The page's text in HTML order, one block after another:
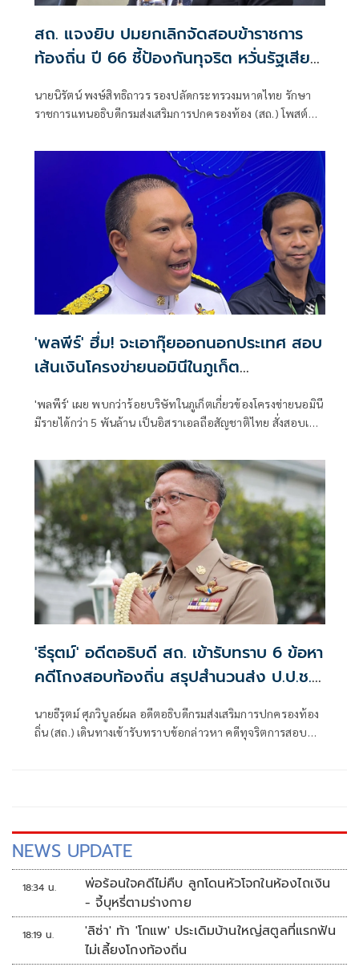
สถ. แจงยิบ ปมยกเลิกจัดสอบข้าราชการ
ท้องถิ่น ปี 66 ชี้ป้องกันทุจริต หวั่นรัฐเสีย
นายนิรัตน์ พงษ์สิทธิถาวร รองปลัดกระทรวงมหาดไทย รักษา
ราชการแทนอธิบดีกรมส่งเสริมการปกครองท้อง (สถ.) โพสต์
การจัดสอบแข่งขันเพื่อบรรจุบุคคลเป็นข้าราชการหรือพนักงาน
'พลพีร์' ฮึ่ม! จะเอากุ๊ยออกนอกประเทศ สอบ
เส้นเงินโครงข่ายนอมินีในภูเก็ต
'พลพีร์' เผย พบกว่าร้อยบริษัทในภูเก็ตเกี่ยวข้องโครงข่ายนอมินี
มีรายได้กว่า 5 พันล้าน เป็นอิสราเอลถือสัญชาติไทย สั่งสอบเส้น
'ธีรุตม์' อดีตอธิบดี สถ. เข้ารับทราบ 6 ข้อหา
คดีโกงสอบท้องถิ่น สรุปสำนวนส่ง ป.ป.ช.
นายธีรุตม์ ศุภวิบูลย์ผล อดีตอธิบดีกรมส่งเสริมการปกครองท้อง
ถิ่น (สถ.) เดินทางเข้ารับทราบข้อกล่าวหา คดีทุจริตการสอบ
NEWS UPDATE
18:34 น.
พ่อร้อนใจคดีไม่คืบ ลูกโดนหัวโจกในห้องไถเงิน
- จี้บุหรี่ตามร่างกาย
18:19 น.
'ลิซ่า' ท้า 'โกแพ' ประเดิมบ้านใหญ่สตูลที่แรกฟัน
ไม่เลี้ยงโกงท้องถิ่น